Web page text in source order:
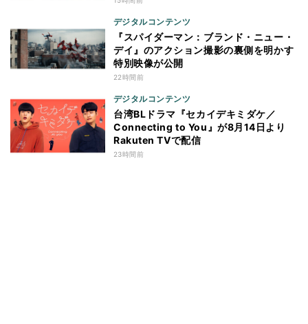
デジタルコンテンツ
『スパイダーマン：ブランド・ニュー・
デイ』のアクション撮影の裏側を明かす
特別映像が公開
22時間前
デジタルコンテンツ
台湾BLドラマ『セカイデキミダケ／
Connecting to You』が8月14日より
Rakuten TVで配信
23時間前